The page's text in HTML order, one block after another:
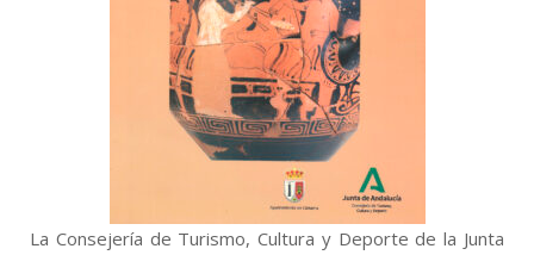
La Consejería de Turismo, Cultura y Deporte de la Junta